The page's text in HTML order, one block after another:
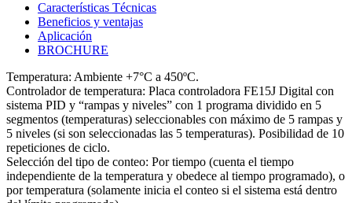
Características Técnicas
Beneficios y ventajas
Aplicación
BROCHURE
Temperatura: Ambiente +7°C a 450ºC.
Controlador de temperatura: Placa controladora FE15J Digital con
sistema PID y “rampas y niveles” con 1 programa dividido en 5
segmentos (temperaturas) seleccionables con máximo de 5 rampas y
5 niveles (si son seleccionadas las 5 temperaturas). Posibilidad de 10
repeticiones de ciclo.
Selección del tipo de conteo: Por tiempo (cuenta el tiempo
independiente de la temperatura y obedece al tiempo programado), o
por temperatura (solamente inicia el conteo si el sistema está dentro